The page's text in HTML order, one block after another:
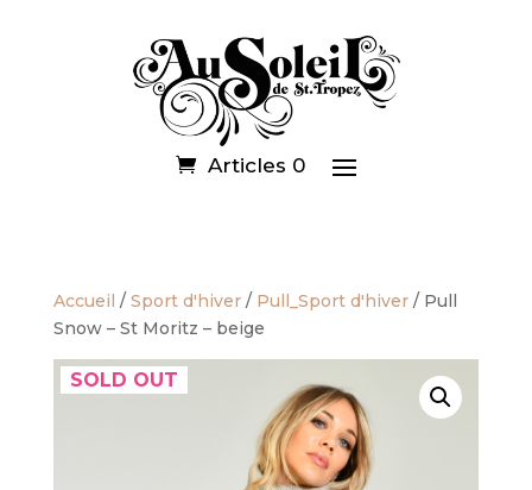
Articles 0
Accueil / Sport d'hiver/ Pull_Sport d'hiver/ Pull
Snow – St Moritz – beige
SOLD OUT